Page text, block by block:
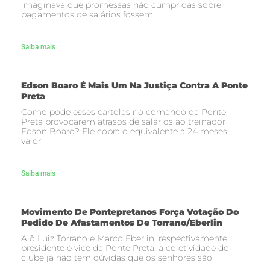
imaginava que promessas não cumpridas sobre
pagamentos de salários fossem
Saiba mais
Edson Boaro É Mais Um Na Justiça Contra A Ponte
Preta
Como pode esses cartolas no comando da Ponte
Preta provocarem atrasos de salários ao treinador
Edson Boaro? Ele cobra o equivalente a 24 meses,
valor
Saiba mais
Movimento De Pontepretanos Força Votação Do
Pedido De Afastamentos De Torrano/Eberlin
Alô Luiz Torrano e Marco Eberlin, respectivamente
presidente e vice da Ponte Preta: a coletividade do
clube já não tem dúvidas que os senhores são